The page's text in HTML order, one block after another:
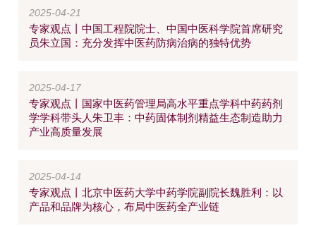
2025-04-21
专家观点丨中国工程院院士、中国中医科学院首席研究
员朱立国：充分发挥中医药防病治病的独特优势
2025-04-17
专家观点丨国家中医药管理局高水平重点学科中药药剂
学学科带头人朱卫丰：中药固体制剂精益生态制造助力
产业高质量发展
2025-04-14
专家观点丨北京中医药大学中药学院副院长魏胜利：以
产品和品牌为核心，布局中医药全产业链